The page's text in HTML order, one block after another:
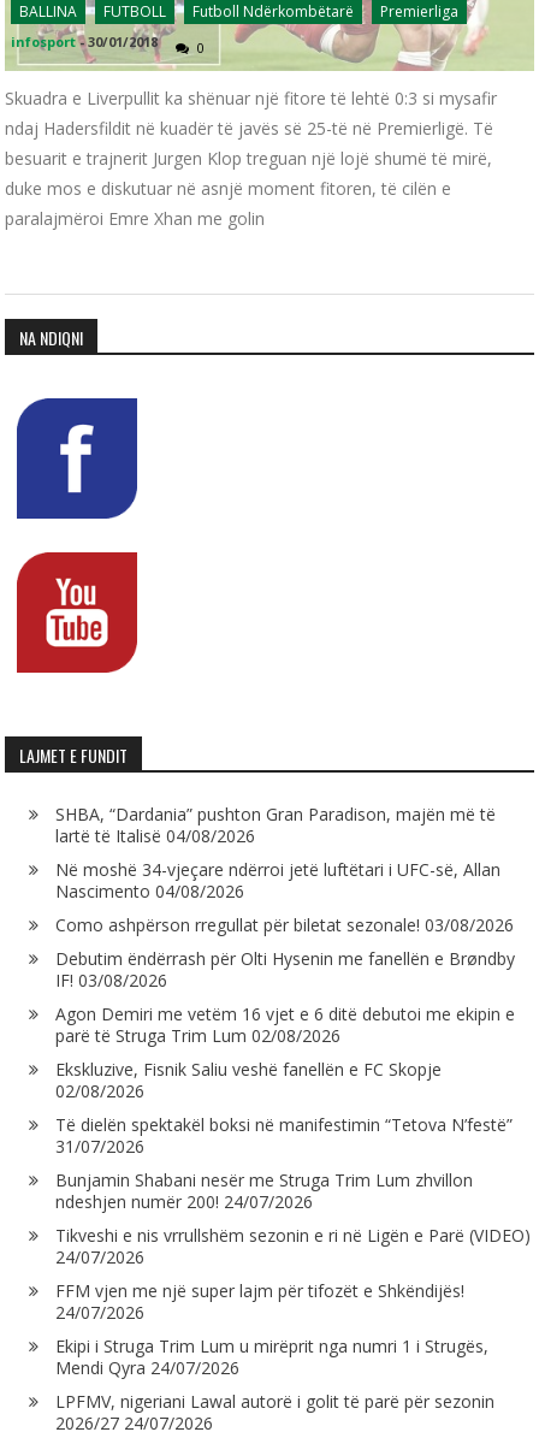
BALLINA FUTBOLL Futboll Ndërkombëtarë Premierliga
infosport -30/01/2018 0
Skuadra e Liverpullit ka shënuar një fitore të lehtë 0:3 si mysafir
ndaj Hadersfildit në kuadër të javës së 25-të në Premierligë. Të
besuarit e trajnerit Jurgen Klop treguan një lojë shumë të mirë,
duke mos e diskutuar në asnjë moment fitoren, të cilën e
paralajmëroi Emre Xhan me golin
NA NDIQNI
LAJMET E FUNDIT
SHBA, “Dardania” pushton Gran Paradison, majën më të
lartë të Italisë 04/08/2026
Në moshë 34-vjeçare ndërroi jetë luftëtari i UFC-së, Allan
Nascimento 04/08/2026
Como ashpërson rregullat për biletat sezonale! 03/08/2026
Debutim ëndërrash për Olti Hysenin me fanellën e Brøndby
IF! 03/08/2026
Agon Demiri me vetëm 16 vjet e 6 ditë debutoi me ekipin e
parë të Struga Trim Lum 02/08/2026
Ekskluzive, Fisnik Saliu veshë fanellën e FC Skopje
02/08/2026
Të dielën spektakël boksi në manifestimin “Tetova N’festë”
31/07/2026
Bunjamin Shabani nesër me Struga Trim Lum zhvillon
ndeshjen numër 200! 24/07/2026
Tikveshi e nis vrrullshëm sezonin e ri në Ligën e Parë (VIDEO)
24/07/2026
FFM vjen me një super lajm për tifozët e Shkëndijës!
24/07/2026
Ekipi i Struga Trim Lum u mirëprit nga numri 1 i Strugës,
Mendi Qyra 24/07/2026
LPFMV, nigeriani Lawal autorë i golit të parë për sezonin
2026/27 24/07/2026